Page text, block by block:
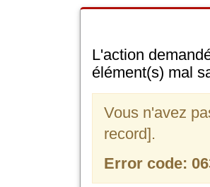
L'action
élément(s) mal
Vous n'avez
record].
Error code: